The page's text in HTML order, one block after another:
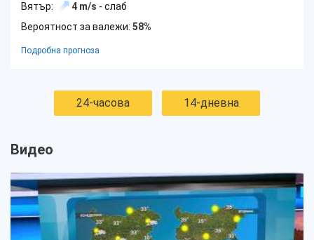
Вятър: 4 m/s - слаб
Вероятност за валежи: 58%
Подробна прогноза
24-часова 14-дневна
Видео